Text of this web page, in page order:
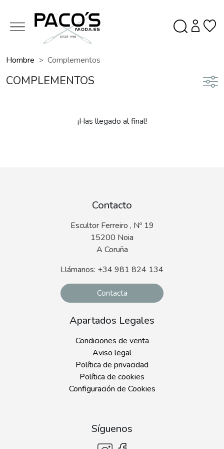
Hombre Complementos
COMPLEMENTOS
¡Has llegado al final!
Contacto
Escultor Ferreiro , Nº 19
15200 Noia
A Coruña
Llámanos: +34 981 824 134
Contacta
Apartados Legales
Condiciones de venta
Aviso legal
Política de privacidad
Política de cookies
Configuración de Cookies
Síguenos